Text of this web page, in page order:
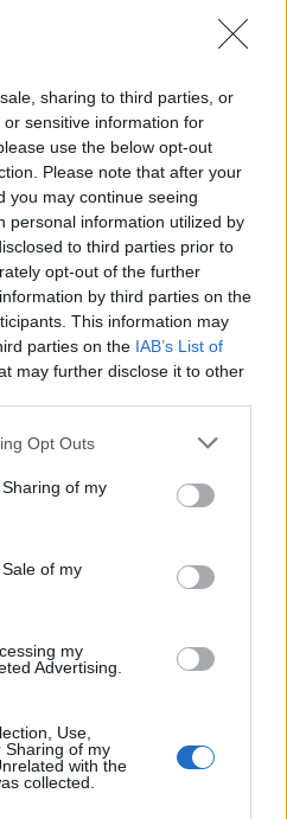
sharing to third parties, or
sensitive information for
use the below opt-out
Please note that after your
you may continue seeing
personal information utilized by
to third parties prior to
opt-out of the further
by third parties on the
This information may
parties on the IAB’s List of
may further disclose it to other
Opt Outs
of my
of my
my
Advertising.
Use,
Sharing of my
with the
collected.
σχολεία της
της υδροδότησης